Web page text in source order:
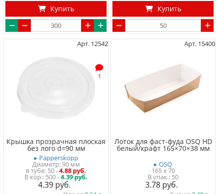
Купить Купить
Арт. 12542
1
Крышка прозрачная плоская
без лого d=90 мм
▸ Papperskopp
Диаметр: 90 мм
в тубе 50-4.88 руб.
500 -4.39 руб.
4.39
Арт. 15400
Лоток для фаст-фуда OSQ HD
белый/крафт 165×70×38 мм
▸ OSQ
165 x 70
50
3.78